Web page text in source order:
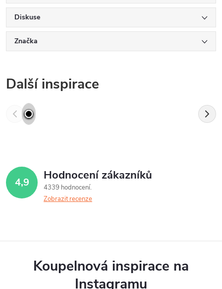
Diskuse
Značka
Další inspirace
4,9 Hodnocení zákazníků
4339 hodnocení
Zobrazit recenze
Koupelnová inspirace na
Instagramu